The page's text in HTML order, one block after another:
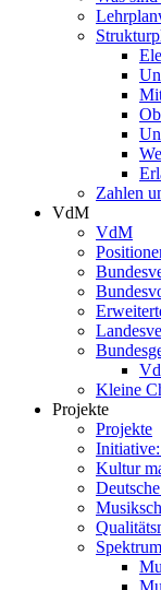
Zahlen
VdM
VdM
Kleine
Projekte
Projekte
Kultur